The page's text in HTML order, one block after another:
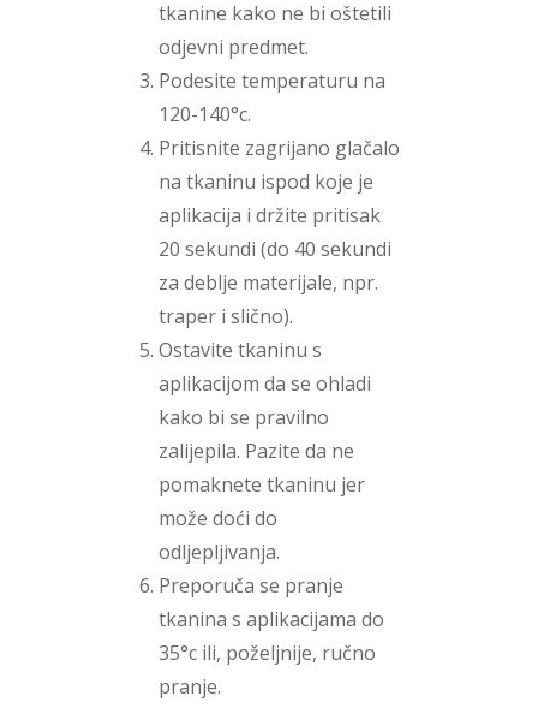
tkanine kako ne bi oštetili
odjevni predmet.
Podesite temperaturu na
120-140°c.
Pritisnite zagrijano glačalo
na tkaninu ispod koje je
aplikacija i držite pritisak
20 sekundi (do 40 sekundi
za deblje materijale, npr.
traper i slično).
Ostavite tkaninu s
aplikacijom da se ohladi
kako bi se pravilno
zalijepila. Pazite da ne
pomaknete tkaninu jer
može doći do
odljepljivanja.
Preporuča se pranje
tkanina s aplikacijama do
35°c ili, poželjnije, ručno
pranje.